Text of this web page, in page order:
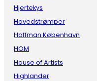
Hjertekys
Hovedstrømper
Hoffman København
HOM
House of Artists
Highlander